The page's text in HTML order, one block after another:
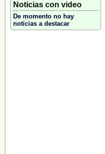
Noticias con video
De momento no hay
noticias a destacar